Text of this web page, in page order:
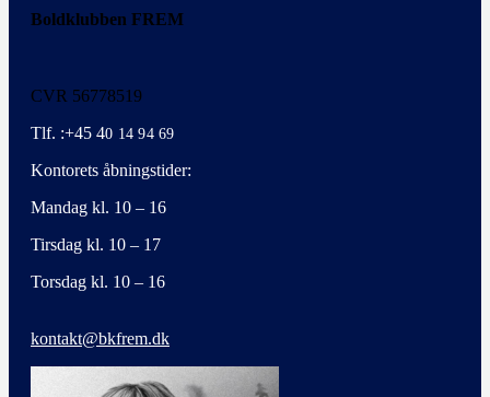
Boldklubben FREM
CVR 56778519
Tlf. :+45 40 14 94 69
Kontorets åbningstider:
Mandag kl. 10 – 16
Tirsdag kl. 10 – 17
Torsdag kl. 10 – 16
kontakt@bkfrem.dk